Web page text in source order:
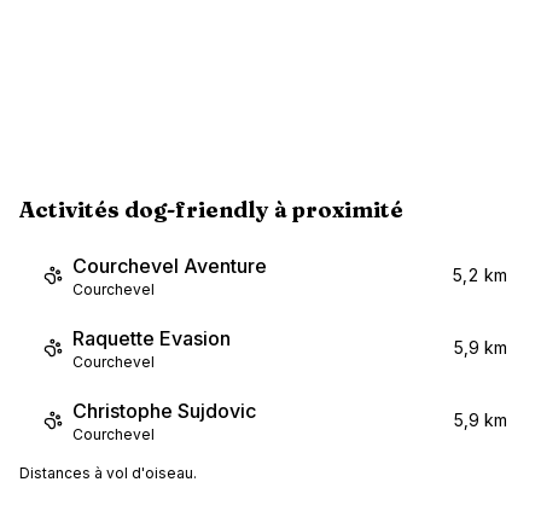
Activités dog-friendly à proximité
Courchevel Aventure
Courchevel
5,2 km
Raquette Evasion
Courchevel
5,9 km
Christophe Sujdovic
Courchevel
5,9 km
Distances à vol d'oiseau.